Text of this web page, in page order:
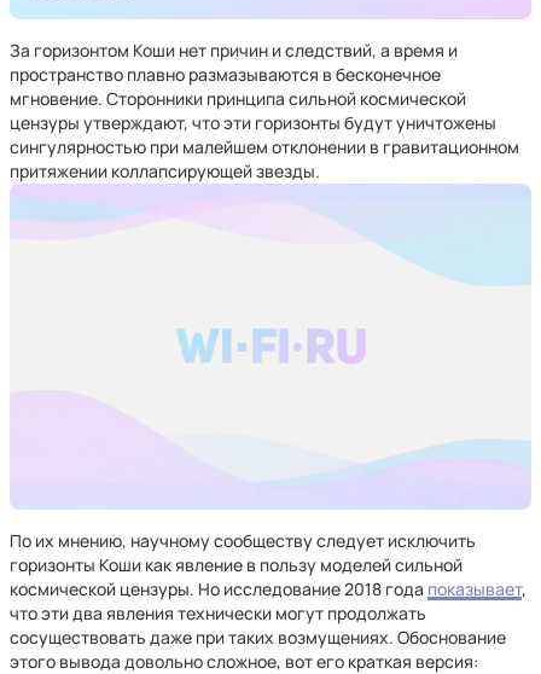
За горизонтом Коши нет причин и следствий, а время и
пространство плавно размазываются в бесконечное
мгновение. Сторонники принципа сильной космической
цензуры утверждают, что эти горизонты будут уничтожены
сингулярностью при малейшем отклонении в гравитационном
притяжении коллапсирующей звезды.
По их мнению, научному сообществу следует исключить
горизонты Коши как явление в пользу моделей сильной
космической цензуры. Но исследование 2018 года показывает,
что эти два явления технически могут продолжать
сосуществовать даже при таких возмущениях. Обоснование
этого вывода довольно сложное, вот его краткая версия: